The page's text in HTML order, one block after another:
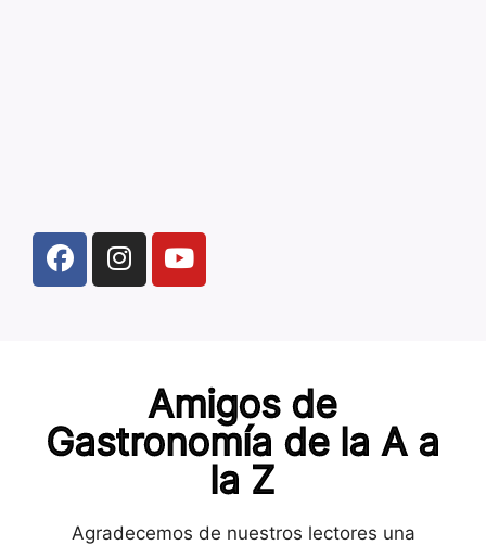
Amigos de
Gastronomía de la A a
la Z
Agradecemos de nuestros lectores una